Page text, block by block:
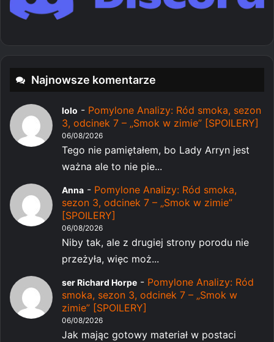
Najnowsze komentarze
lolo - Pomylone Analizy: Ród smoka, sezon
3, odcinek 7 – „Smok w zimie” [SPOILERY]
06/08/2026
Tego nie pamiętałem, bo Lady Arryn jest
ważna ale to nie pie...
Anna - Pomylone Analizy: Ród smoka,
sezon 3, odcinek 7 – „Smok w zimie”
[SPOILERY]
06/08/2026
Niby tak, ale z drugiej strony porodu nie
przeżyła, więc moż...
ser Richard Horpe - Pomylone Analizy: Ród
smoka, sezon 3, odcinek 7 – „Smok w
zimie” [SPOILERY]
06/08/2026
Jak mając gotowy materiał w postaci